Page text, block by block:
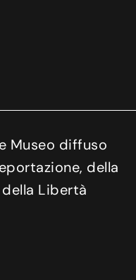
Museo diffuso
della
Libertà